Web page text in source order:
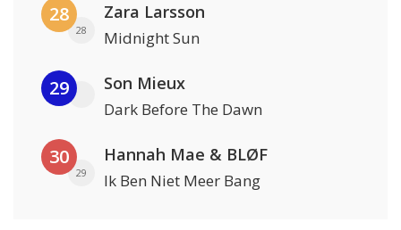
28
28
Zara Larsson
Midnight Sun
29 Son Mieux
Dark Before The Dawn
30
29
Hannah Mae & BLØF
Ik Ben Niet Meer Bang